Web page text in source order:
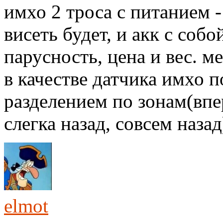
имхо 2 троса с питанием
висеть будет, и акк с
парусность, цена и вес.
в качестве датчика имхо
разделением по
слегка назад, совсем
elmot